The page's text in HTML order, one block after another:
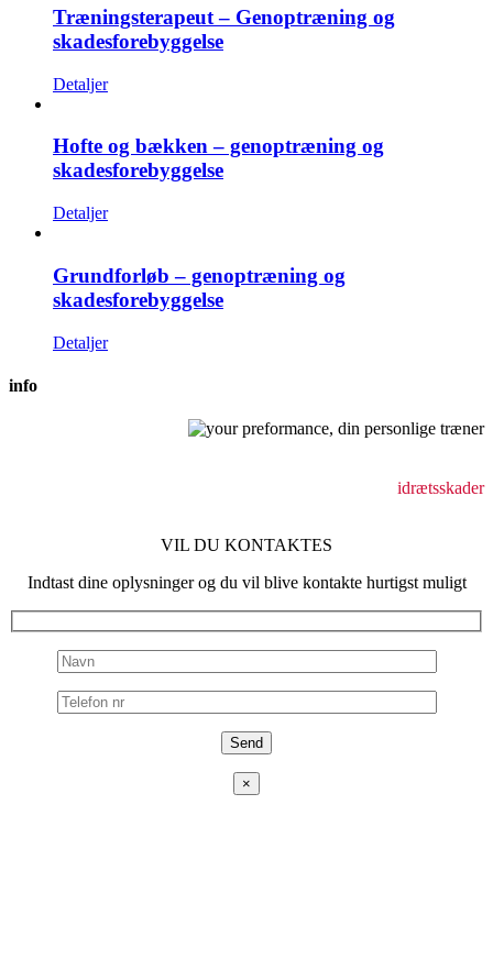
Træningsterapeut – Genoptræning og
skadesforebyggelse
Detaljer
Hofte og bækken – genoptræning og
skadesforebyggelse
Detaljer
Grundforløb – genoptræning og
skadesforebyggelse
Detaljer
info
idrætsskader
VIL DU KONTAKTES
Indtast dine oplysninger og du vil blive kontakte hurtigst muligt
×